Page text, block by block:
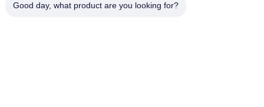
Good day, what product are you looking for?